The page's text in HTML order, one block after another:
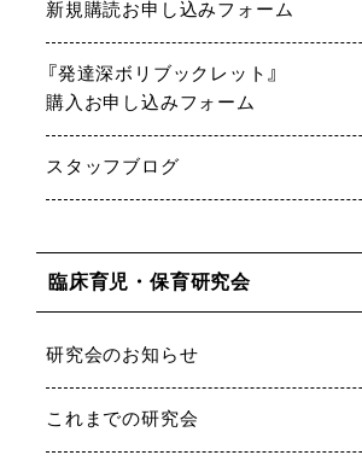
新規購読お申し込みフォーム
『発達深ボリブックレット』
購入お申し込みフォーム
スタッフブログ
臨床育児・保育研究会
研究会のお知らせ
これまでの研究会